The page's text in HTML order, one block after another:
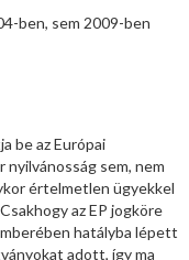
ben, sem 2009-ben
be az Európai
nyilvánosság sem, nem
értelmetlen ügyekkel
az EP jogköre
hatályba lépett
adott, így ma